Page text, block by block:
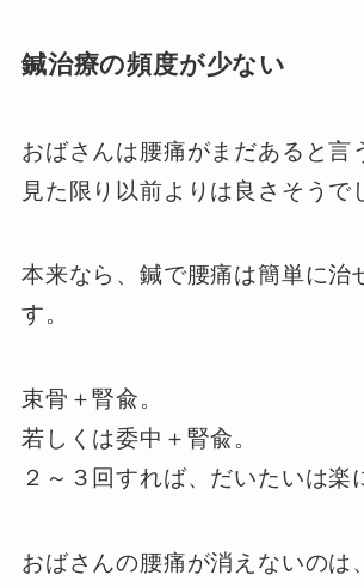
鍼治療の頻度が少ない
おばさんは腰痛がまだあると言
見た限り以前よりは良さそうで
本来なら、鍼で腰痛は簡単に治
す。
束骨＋腎兪。
若しくは委中＋腎兪。
２～３回すれば、だいたいは楽
おばさんの腰痛が消えないのは